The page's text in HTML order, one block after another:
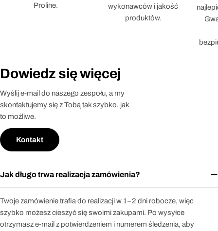
Proline.
wykonawców i jakość
produktów.
Dowiedz się więcej
Wyślij e-mail do naszego zespołu, a my
skontaktujemy się z Tobą tak szybko, jak
to możliwe.
Kontakt
Jak długo trwa realizacja zamówienia?
Twoje zamówienie trafia do realizacji w 1–2 dni robocze, więc
szybko możesz cieszyć się swoimi zakupami. Po wysyłce
otrzymasz e-mail z potwierdzeniem i numerem śledzenia, aby